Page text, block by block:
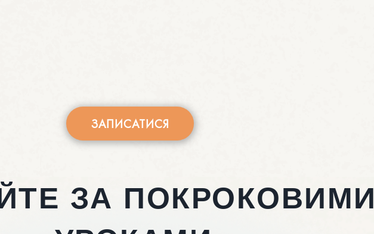
ЗАПИСАТИСЯ
ЗА ПОКРОКОВИМИ